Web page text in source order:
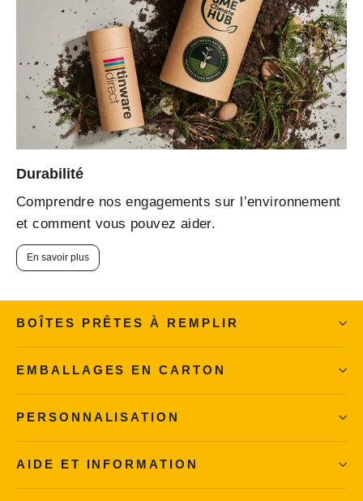
Durabilité
Comprendre nos engagements sur l’environnement
et comment vous pouvez aider.
En savoir plus
BOÎTES PRÊTES À REMPLIR
EMBALLAGES EN CARTON
PERSONNALISATION
AIDE ET INFORMATION